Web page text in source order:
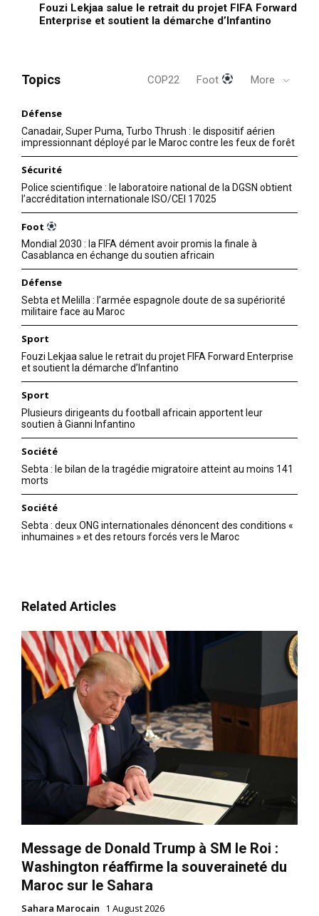
Fouzi Lekjaa salue le retrait du projet FIFA Forward
Enterprise et soutient la démarche d’Infantino
Topics COP22 Foot More
Défense
Canadair, Super Puma, Turbo Thrush : le dispositif aérien
impressionnant déployé par le Maroc contre les feux de forêt
Sécurité
Police scientifique : le laboratoire national de la DGSN obtient
l’accréditation internationale ISO/CEI 17025
Foot
Mondial 2030 : la FIFA dément avoir promis la finale à
Casablanca en échange du soutien africain
Défense
Sebta et Melilla : l’armée espagnole doute de sa supériorité
militaire face au Maroc
Sport
Fouzi Lekjaa salue le retrait du projet FIFA Forward Enterprise
et soutient la démarche d’Infantino
Sport
Plusieurs dirigeants du football africain apportent leur
soutien à Gianni Infantino
Société
Sebta : le bilan de la tragédie migratoire atteint au moins 141
morts
Société
Sebta : deux ONG internationales dénoncent des conditions «
inhumaines » et des retours forcés vers le Maroc
Related Articles
Message de Donald Trump à SM le Roi :
Washington réaffirme la souveraineté du
Maroc sur le Sahara
Sahara Marocain 1 August 2026